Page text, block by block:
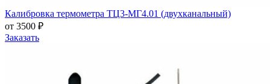
Калибровка термометра ТЦ3-МГ4.01 (двухканальный)
от 3500 ₽
Заказать